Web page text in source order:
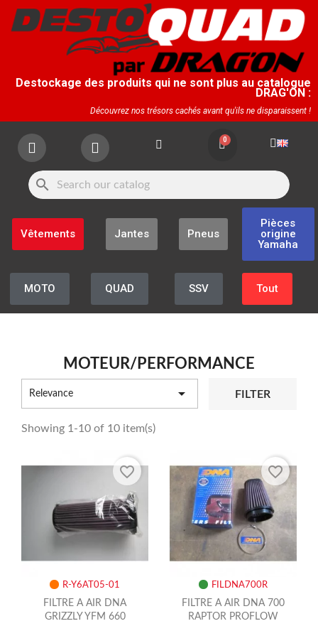
Destockage des produits qui ne sont plus au catalogue
DRAG'ON :
Découvrez nos trésors cachés avant qu'ils ne disparaissent !
search
Pièces
origine
Yamaha
Pneus
Jantes
Vêtements
Tout
SSV
QUAD
MOTO
MOTEUR/PERFORMANCE
Relevance  FILTER
Showing 1-10 of 10 item(s)
R-Y6AT05-01
FILTRE A AIR DNA
GRIZZLY YFM 660
favorite_border
FILDNA700R
FILTRE A AIR DNA 700
RAPTOR PROFLOW
favorite_border